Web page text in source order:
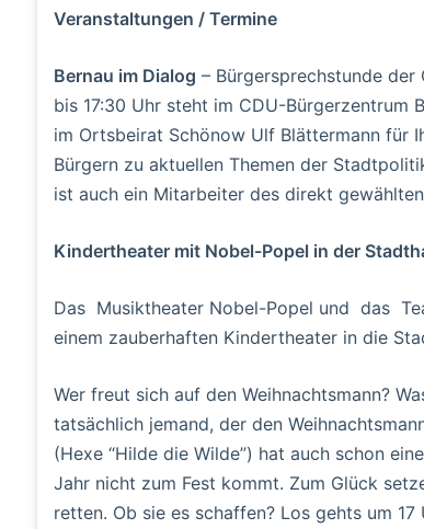
Veranstaltungen / Termine
Bernau im Dialog – Bürgersprechstunde der
bis 17:30 Uhr steht im CDU-Bürgerzentrum
im Ortsbeirat Schönow Ulf Blättermann für
Bürgern zu aktuellen Themen der
ist auch ein Mitarbeiter des direkt
Kindertheater mit Nobel-Popel in der
Das Musiktheater Nobel-Popel und das
einem zauberhaften Kindertheater in die
Wer freut sich auf den Weihnachtsmann?
tatsächlich jemand, der den
(Hexe “Hilde die Wilde”) hat auch schon
Jahr nicht zum Fest kommt. Zum Glück
retten. Ob sie es schaffen? Los gehts um